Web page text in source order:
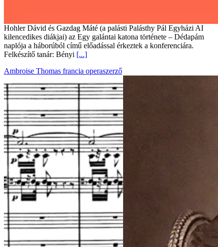
Hohler Dávid és Gazdag Máté (a palásti Palásthy Pál Egyházi AI
kilencedikes diákjai) az Egy galántai katona története – Dédapám
naplója a háborúból című előadással érkeztek a konferenciára.
Felkészítő tanár: Bényi [...]
Ambroise Thomas francia operaszerző